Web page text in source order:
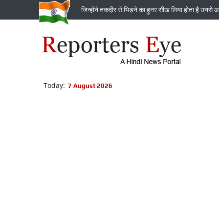
जिन्‍होंने तकदीर से भिड़ने का हुनर सीख लिया होता है उनसे
Today: 7 August 2026